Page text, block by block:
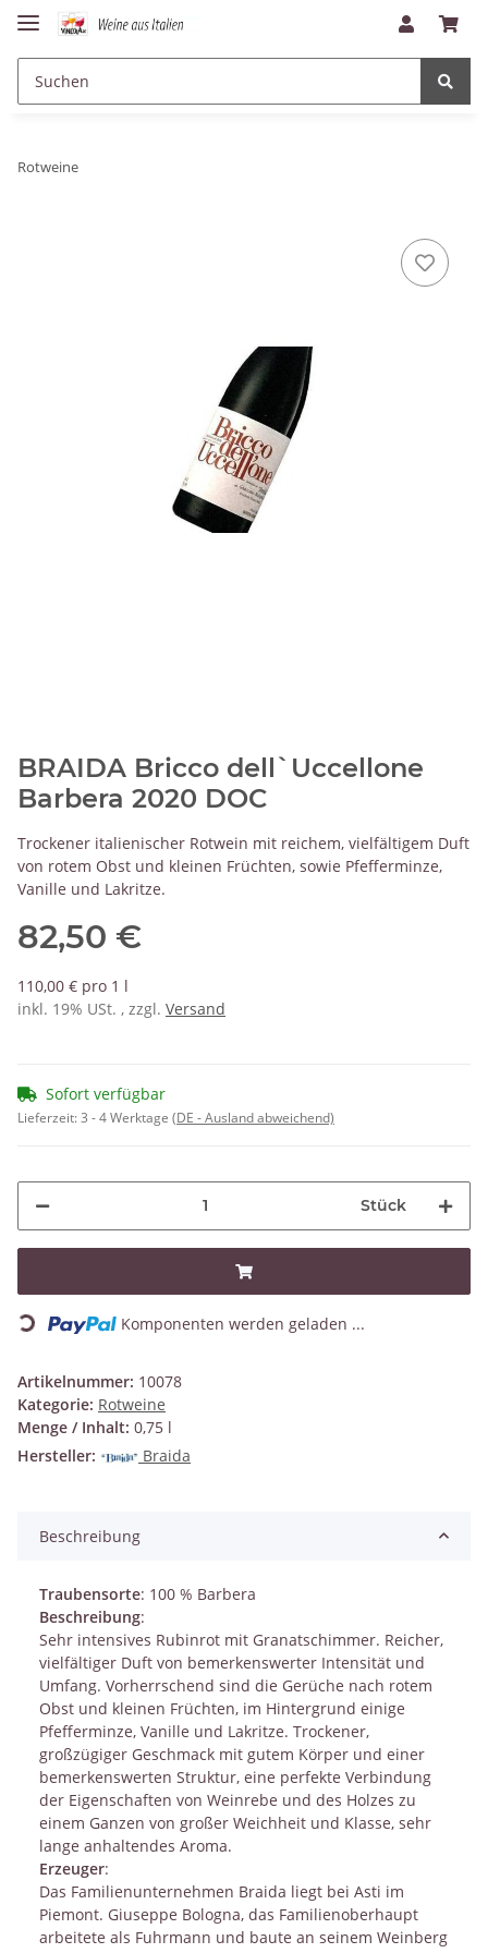
Rotweine
BRAIDA Bricco dell`Uccellone
Barbera 2020 DOC
Trockener italienischer Rotwein mit reichem, vielfältigem Duft
von rotem Obst und kleinen Früchten, sowie Pfefferminze,
Vanille und Lakritze.
82,50 €
110,00 € pro 1 l
inkl. 19% USt. , zzgl. Versand
Sofort verfügbar
Lieferzeit:3 - 4 Werktage (DE - Ausland abweichend)
Stück
Loading... Komponenten werden geladen ...
Artikelnummer: 10078
Kategorie: Rotweine
Menge / Inhalt: 0,75 l
Hersteller:
Braida
Beschreibung
Traubensorte: 100 % Barbera
Beschreibung:
Sehr intensives Rubinrot mit Granatschimmer. Reicher,
vielfältiger Duft von bemerkenswerter Intensität und
Umfang. Vorherrschend sind die Gerüche nach rotem
Obst und kleinen Früchten, im Hintergrund einige
Pfefferminze, Vanille und Lakritze. Trockener,
großzügiger Geschmack mit gutem Körper und einer
bemerkenswerten Struktur, eine perfekte Verbindung
der Eigenschaften von Weinrebe und des Holzes zu
einem Ganzen von großer Weichheit und Klasse, sehr
lange anhaltendes Aroma.
Erzeuger:
Das Familienunternehmen Braida liegt bei Asti im
Piemont. Giuseppe Bologna, das Familienoberhaupt
arbeitete als Fuhrmann und baute an seinem Weinberg